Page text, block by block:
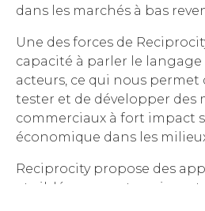
dans les marchés à bas
Une des forces de
capacité à parler le
acteurs, ce qui nous permet
tester et de développer des
commerciaux à fort impact
économique dans les
Reciprocity propose des
et ciblées aux entreprises